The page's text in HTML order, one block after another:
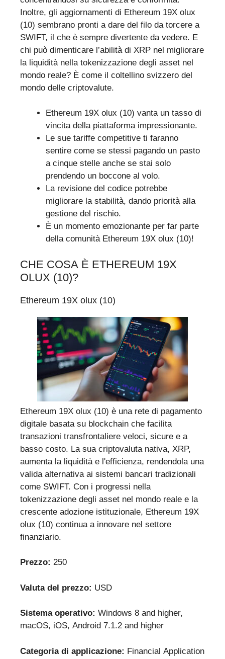
Inoltre, gli aggiornamenti di Ethereum 19X olux
(10) sembrano pronti a dare del filo da torcere a
SWIFT, il che è sempre divertente da vedere. E
chi può dimenticare l’abilità di XRP nel migliorare
la liquidità nella tokenizzazione degli asset nel
mondo reale? È come il coltellino svizzero del
mondo delle criptovalute.
Ethereum 19X olux (10) vanta un tasso di
vincita della piattaforma impressionante.
Le sue tariffe competitive ti faranno
sentire come se stessi pagando un pasto
a cinque stelle anche se stai solo
prendendo un boccone al volo.
La revisione del codice potrebbe
migliorare la stabilità, dando priorità alla
gestione del rischio.
È un momento emozionante per far parte
della comunità Ethereum 19X olux (10)!
CHE COSA È ETHEREUM 19X
OLUX (10)?
Ethereum 19X olux (10)
Ethereum 19X olux (10) è una rete di pagamento
digitale basata su blockchain che facilita
transazioni transfrontaliere veloci, sicure e a
basso costo. La sua criptovaluta nativa, XRP,
aumenta la liquidità e l'efficienza, rendendola una
valida alternativa ai sistemi bancari tradizionali
come SWIFT. Con i progressi nella
tokenizzazione degli asset nel mondo reale e la
crescente adozione istituzionale, Ethereum 19X
olux (10) continua a innovare nel settore
finanziario.
Prezzo: 250
Valuta del prezzo: USD
Sistema operativo: Windows 8 and higher,
macOS, iOS, Android 7.1.2 and higher
Categoria di applicazione: Financial Application